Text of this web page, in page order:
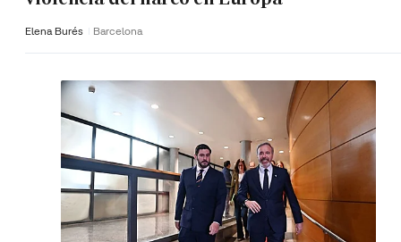
Elena Burés Barcelona